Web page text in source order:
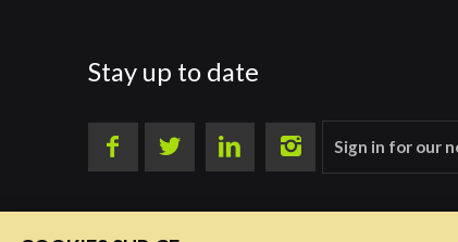
Stay up to date
Sign in for our